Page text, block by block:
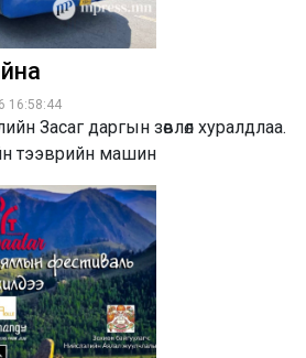
16:58:44
Засаг даргын зөвлөл хуралдлаа.
тээврийн машин